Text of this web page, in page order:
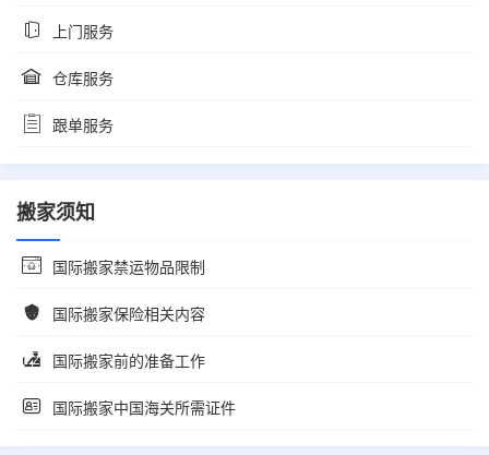
上门服务
仓库服务
跟单服务
搬家须知
国际搬家禁运物品限制
国际搬家保险相关内容
国际搬家前的准备工作
国际搬家中国海关所需证件